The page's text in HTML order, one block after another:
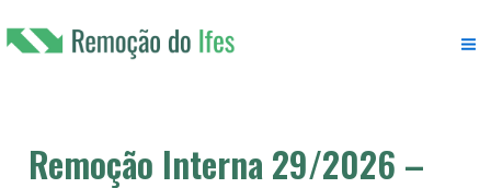
para
Remoção Interna 29/2026 –